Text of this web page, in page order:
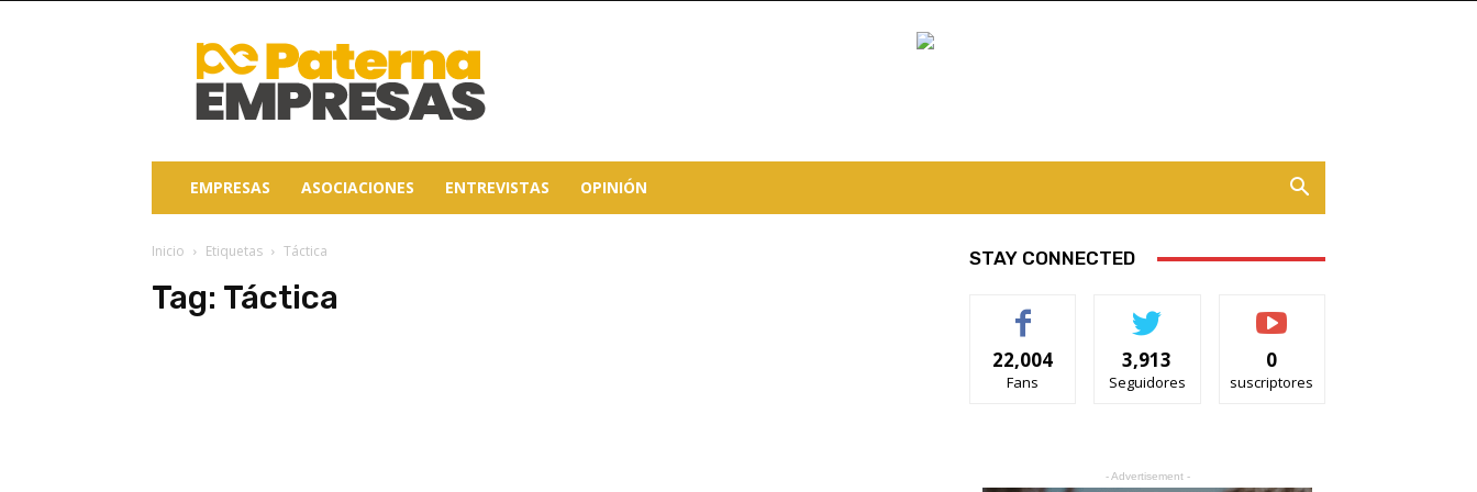
Paterna
Empresas
EMPRESAS ASOCIACIONES ENTREVISTAS OPINIÓN
Inicio Etiquetas Táctica
Tag: Táctica
STAY CONNECTED
22,004
Fans
3,913
Seguidores
0
suscriptores
- Advertisement -